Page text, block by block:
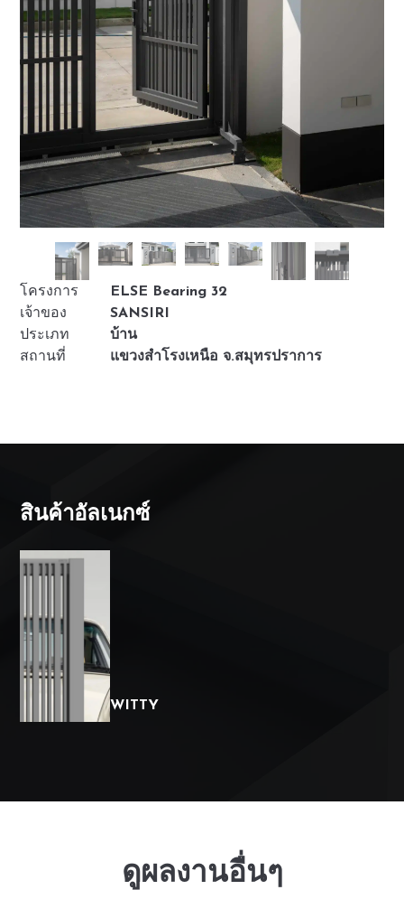
โครงการ
ELSE Bearing 32
เจ้าของ
SANSIRI
ประเภท
บ้าน
สถานที่
แขวงสำโรงเหนือ จ.สมุทรปราการ
สินค้าอัลเนกซ์
WITTY
ดูผลงานอื่นๆ